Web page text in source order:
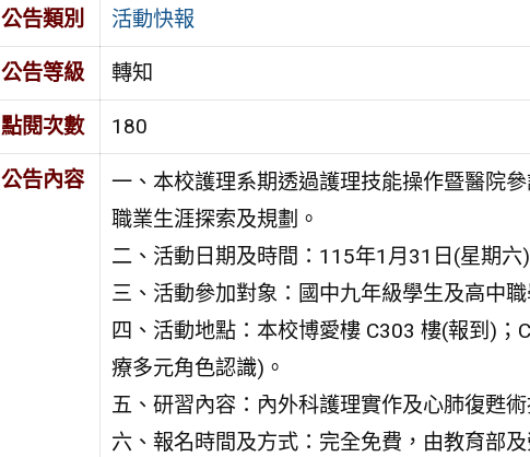
公告類別 活動快報
公告等級 轉知
點閱次數 180
公告內容
一、本校護理系期透過護理技能操作暨醫院
職業生涯探索及規劃。
二、活動日期及時間：115年1月31日(星期六
三、活動參加對象：國中九年級學生及高中
四、活動地點：本校博愛樓 C303 樓(報到)
療多元角色認識)。
五、研習內容：內外科護理實作及心肺復甦
六、報名時間及方式：完全免費，由教育部